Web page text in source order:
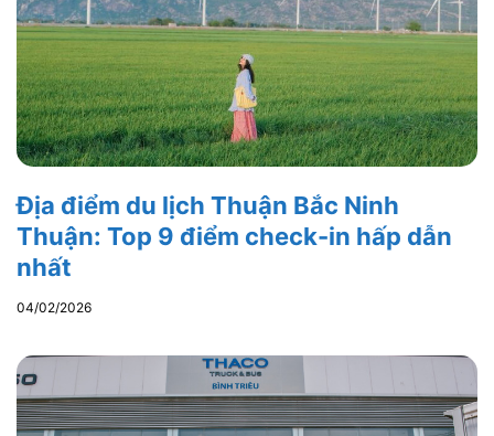
Địa điểm du lịch Thuận Bắc Ninh
Thuận: Top 9 điểm check-in hấp dẫn
nhất
04/02/2026